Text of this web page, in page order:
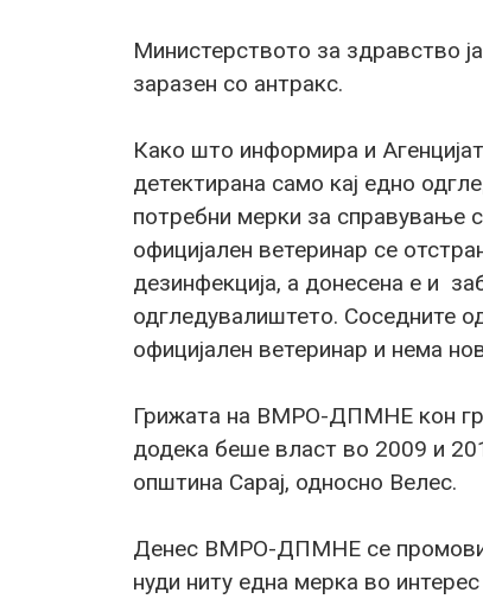
Министерството за здравство
заразен со антракс.
Како што информира и
детектирана само кај едно
потребни мерки за справување
официјален ветеринар се
дезинфекција, а донесена е и
одгледувалиштето. Соседните
официјален ветеринар и нема
Грижата на ВМРО-ДПМНЕ кон
додека беше власт во 2009 и
општина Сарај, односно Велес.
Денес ВМРО-ДПМНЕ се
нуди ниту една мерка во интерес